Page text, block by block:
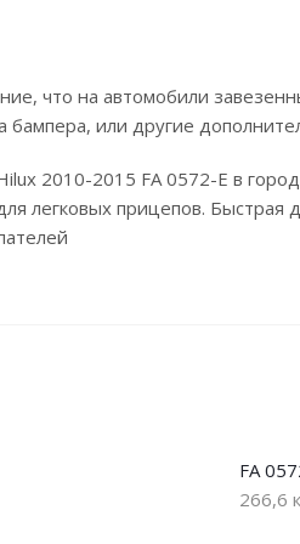
что на автомобили
бампера, или другие
2010-2015 FA 0572-E в
легковых прицепов.
FA
266,6